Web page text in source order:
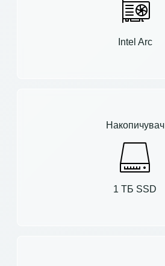
Intel Arc
Накопичувач
1 ТБ SSD